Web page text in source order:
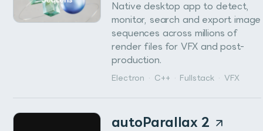
Native desktop app to detect,
monitor, search and export image
sequences across millions of
render files for VFX and post-
production.
Electron · C++ · Fullstack · VFX
autoParallax 2